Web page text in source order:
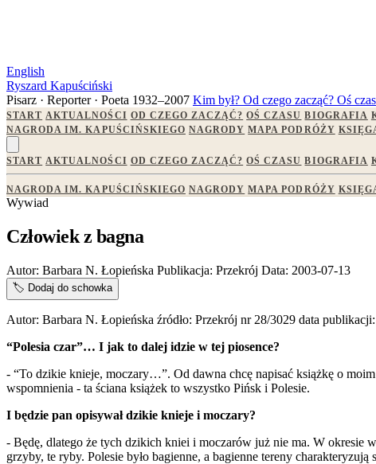
English
Ryszard Kapuściński
Pisarz · Reporter · Poeta 1932–2007 Kim był? Od czego zacząć? Oś
START AKTUALNOŚCI OD CZEGO ZACZĄĆ? OŚ CZASU BIOGRAFIA
NAGRODA IM. KAPUŚCIŃSKIEGO NAGRODY MAPA PODRÓŻY
START AKTUALNOŚCI OD CZEGO ZACZĄĆ? OŚ CZASU BIOGRAFIA
NAGRODA IM. KAPUŚCIŃSKIEGO NAGRODY MAPA PODRÓŻY
Wywiad
Człowiek z bagna
Autor: Barbara N. Łopieńska Publikacja: Przekrój Data: 2003-07-13
🏷️ Dodaj do schowka
Autor: Barbara N. Łopieńska źródło: Przekrój nr 28/3029 data
“Polesia czar”… I jak to dalej idzie w tej piosence?
- “To dzikie knieje, moczary…”. Od dawna chcę napisać książkę o
wspomnienia - ta ściana książek to wszystko Pińsk i Polesie.
I będzie pan opisywał dzikie knieje i moczary?
- Będę, dlatego że tych dzikich kniei i moczarów już nie ma. W okresie
grzyby, te ryby. Polesie było bagienne, a bagienne tereny